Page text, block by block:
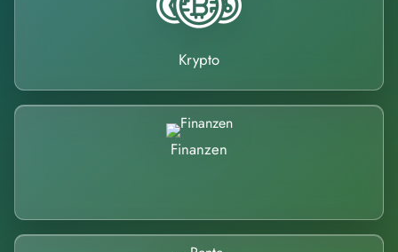
Krypto
Finanzen